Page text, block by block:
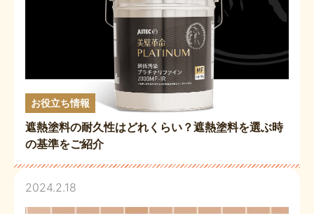
お役立ち情報
遮熱塗料の耐久性はどれくらい？遮熱塗料を選ぶ時
の基準をご紹介
2024.2.18